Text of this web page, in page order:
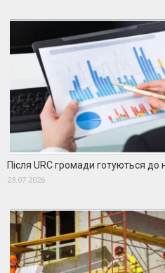
Після URC громади готуються до
23.07.2026